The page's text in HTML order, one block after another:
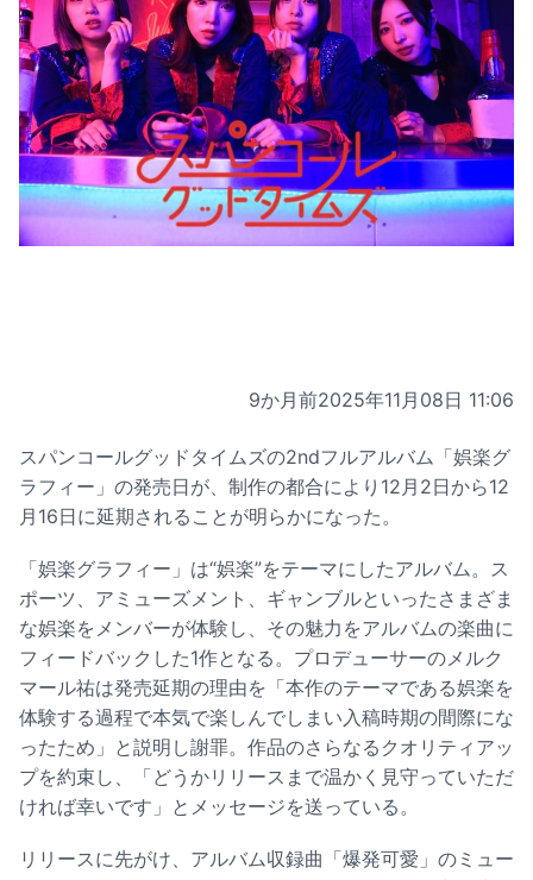
9か月前2025年11月08日 11:06
スパンコールグッドタイムズの2ndフルアルバム「娯楽グ
ラフィー」の発売日が、制作の都合により12月2日から12
月16日に延期されることが明らかになった。
「娯楽グラフィー」は“娯楽”をテーマにしたアルバム。ス
ポーツ、アミューズメント、ギャンブルといったさまざま
な娯楽をメンバーが体験し、その魅力をアルバムの楽曲に
フィードバックした1作となる。プロデューサーのメルク
マール祐は発売延期の理由を「本作のテーマである娯楽を
体験する過程で本気で楽しんでしまい入稿時期の間際にな
ったため」と説明し謝罪。作品のさらなるクオリティアッ
プを約束し、「どうかリリースまで温かく見守っていただ
ければ幸いです」とメッセージを送っている。
リリースに先がけ、アルバム収録曲「爆発可愛」のミュー